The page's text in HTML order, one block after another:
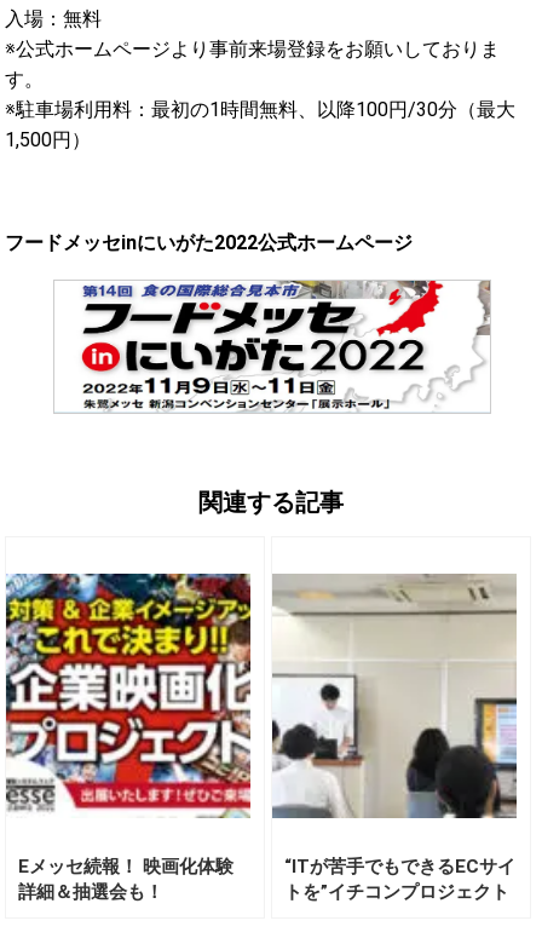
入場：無料
※公式ホームページより事前来場登録をお願いしておりま
す。
※駐車場利用料：最初の1時間無料、以降100円/30分（最大
1,500円）
フードメッセinにいがた2022公式ホームページ
関連する記事
Eメッセ続報！ 映画化体験
詳細＆抽選会も！
“ITが苦手でもできるECサイ
トを”イチコンプロジェクト